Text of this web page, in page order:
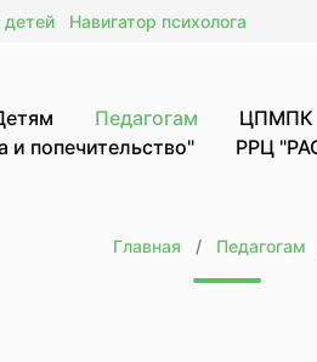
Навигатор психолога
Педагогам ЦПМПК
и попечительство"
РРЦ
Главная Педагогам